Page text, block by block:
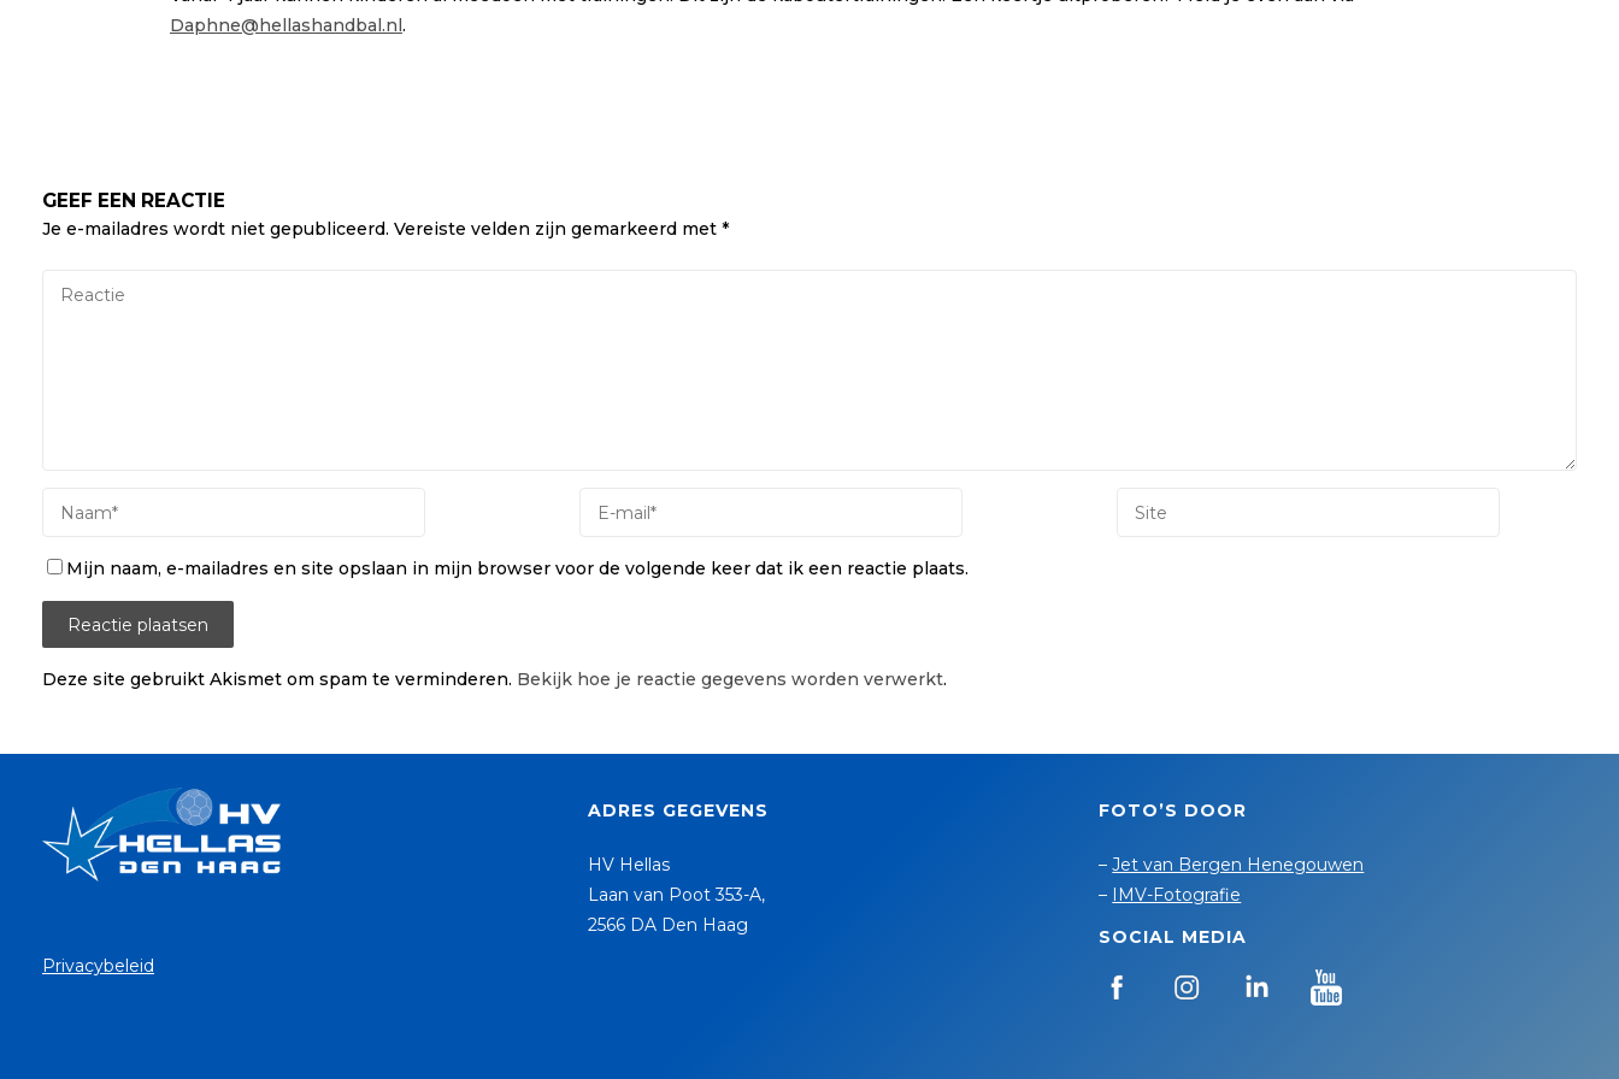
Daphne@hellashandbal.nl.
GEEF EEN REACTIE
Je e-mailadres wordt niet gepubliceerd. Vereiste velden zijn gemarkeerd met *
Mijn naam, e-mailadres en site opslaan in mijn browser voor de volgende keer dat ik een reactie plaats.
Deze site gebruikt Akismet om spam te verminderen. Bekijk hoe je reactie gegevens worden verwerkt.
Privacybeleid
ADRES GEGEVENS
HV Hellas
Laan van Poot 353-A,
2566 DA Den Haag
FOTO’S DOOR
–Jet van Bergen Henegouwen
– IMV-Fotografie
SOCIAL MEDIA